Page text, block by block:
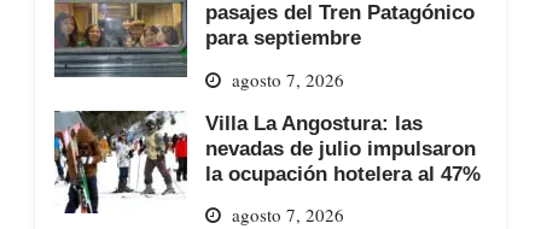
pasajes del Tren Patagónico
para septiembre
agosto 7, 2026
Villa La Angostura: las
nevadas de julio impulsaron
la ocupación hotelera al 47%
agosto 7, 2026